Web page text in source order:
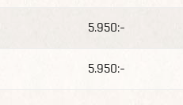
5.950:-
5.950:-